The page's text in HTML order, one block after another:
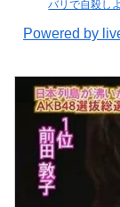
バリで自殺し
Powered by